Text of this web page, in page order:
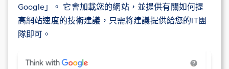
Google」。 它會加載您的網站，並提供有關如何提
高網站速度的技術建議，只需將建議提供給您的IT團
隊即可。